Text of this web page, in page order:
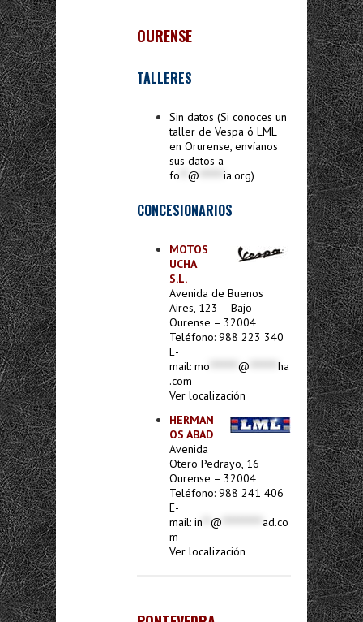
OURENSE
TALLERES
Sin datos (Si conoces un
taller de Vespa ó LML
en Orurense, envíanos
sus datos a
fo
@ ia.org)
CONCESIONARIOS
MOTOS
UCHA
S.L.
Avenida de Buenos
Aires, 123 – Bajo
Ourense – 32004
Teléfono: 988 223 340
E-
mail: mo @
ha
.com
Ver localización
HERMAN
OS ABAD
Avenida
Otero Pedrayo, 16
Ourense – 32004
Teléfono: 988 241 406
E-
mail: in @
ad.co
m
Ver localización